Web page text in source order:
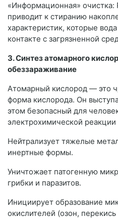
«Информационная» очистка:
приводит к стиранию
характеристик, которые
контакте с загрязненной
3. Синтез атомарного
обеззараживание
Атомарный кислород — это
форма кислорода. Он
этом безопасный для
электрохимической реакции
Нейтрализует тяжелые
инертные формы.
Уничтожает патогенную
грибки и паразитов.
Инициирует образование
окислителей (озон,